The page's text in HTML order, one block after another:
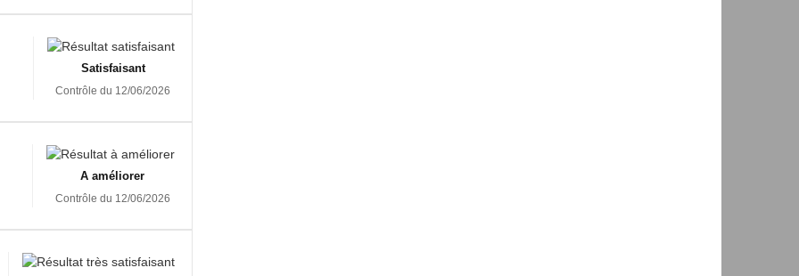
Satisfaisant
Contrôle du 12/06/2026
A améliorer
Contrôle du 12/06/2026